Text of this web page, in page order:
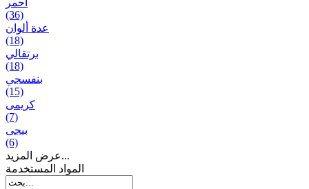
(36)
عدة ألوان
(18)
برتقالي
(18)
بنفسجي
(15)
کریمی
(7)
بيجی
(6)
عرض المزيد...
المواد المستخدمة